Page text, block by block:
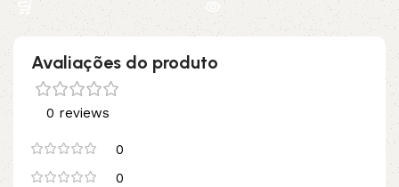
Avaliações do produto
0 reviews
0
0